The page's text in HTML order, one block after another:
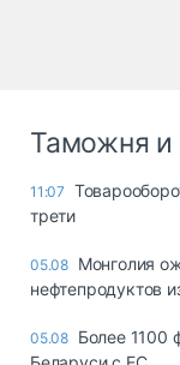
Таможня
11:07
трети
05.08 Монголия
нефтепродуктов
05.08 Более 1100